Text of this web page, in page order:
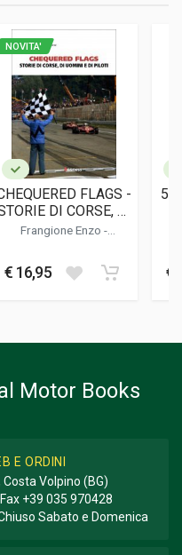
NOVITA'
FLAGS -
DI CORSE, DI
UOMINI E DI PILOTI
Frangione Enzo -
€ 16,95
5
€
Motor Books
E ORDINI
Volpino (BG)
+39 035 970428
Sabato e Domenica